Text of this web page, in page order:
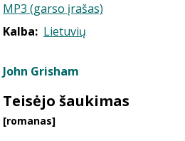
MP3 (garso įrašas)
Kalba: Lietuvių
John Grisham
Teisėjo šaukimas
[romanas]